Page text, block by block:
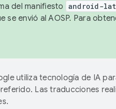
del manifiesto android-
se envió al AOSP. Para
utiliza tecnología de IA
Las traducciones